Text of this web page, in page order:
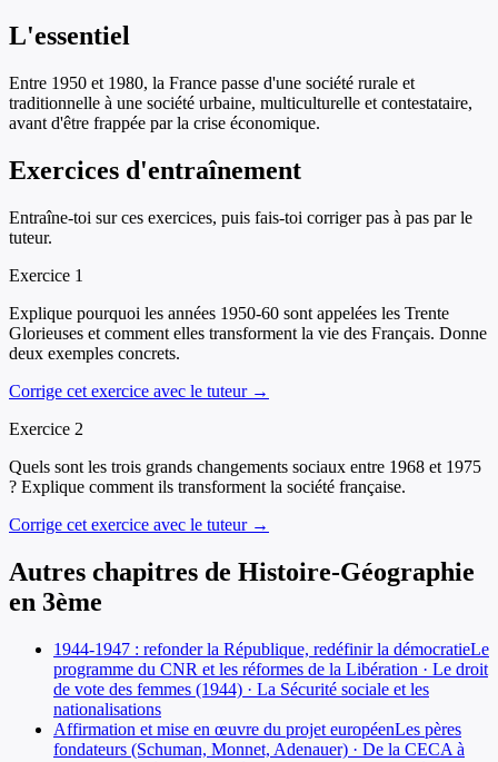
L'essentiel
Entre 1950 et 1980, la France passe d'une société rurale et
traditionnelle à une société urbaine, multiculturelle et contestataire,
avant d'être frappée par la crise économique.
Exercices d'entraînement
Entraîne-toi sur ces exercices, puis fais-toi corriger pas à pas par le
tuteur.
Exercice 1
Explique pourquoi les années 1950-60 sont appelées les Trente
Glorieuses et comment elles transforment la vie des Français. Donne
deux exemples concrets.
Corrige cet exercice avec le tuteur →
Exercice 2
Quels sont les trois grands changements sociaux entre 1968 et 1975
? Explique comment ils transforment la société française.
Corrige cet exercice avec le tuteur →
Autres chapitres de Histoire-Géographie
en 3ème
1944-1947 : refonder la République, redéfinir la démocratieLe
programme du CNR et les réformes de la Libération · Le droit
de vote des femmes (1944) · La Sécurité sociale et les
nationalisations
Affirmation et mise en œuvre du projet européenLes pères
fondateurs (Schuman, Monnet, Adenauer) · De la CECA à